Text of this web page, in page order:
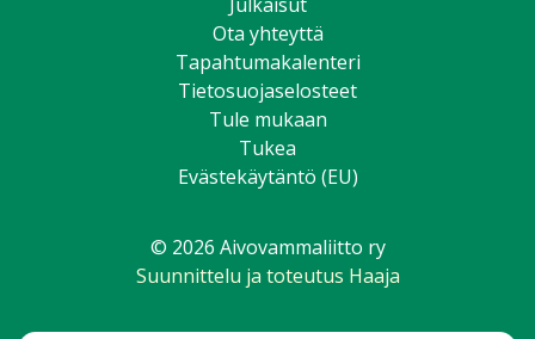
Ota yhteyttä
Tapahtumakalenteri
Tietosuojaselosteet
Tule mukaan
Tukea
Evästekäytäntö (EU)
© 2026 Aivovammaliitto ry
Suunnittelu ja toteutus Haaja